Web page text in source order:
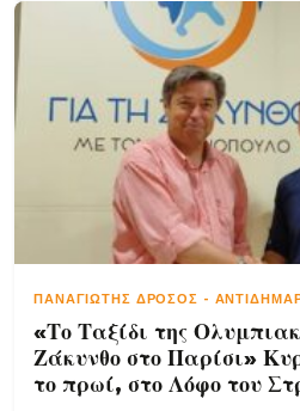
ΠΑΝΑΓΙΏΤΗΣ ΔΡΌΣΟΣ -
«Το Ταξίδι της
Ζάκυνθο στο Παρίσι»
το πρωί, στο Λόφο του